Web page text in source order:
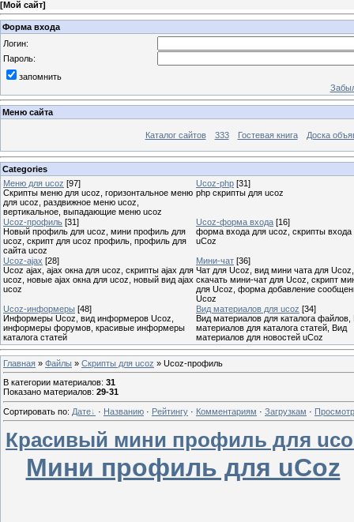
[Мой сайт]
Форма входа
Логин:
Пароль:
запомнить
Меню сайта
Каталог сайтов 333 Гостевая книга Доска
Categories
Меню для ucoz [97]
Скрипты меню для ucoz, горизонтальное меню
для ucoz, раздвижное меню ucoz,
вертикальное, выпадающие меню ucoz
Ucoz-php [31]
php скрипты для ucoz
Ucoz-профиль [31]
Новый профиль для ucoz, мини профиль для
ucoz, скрипт для ucoz профиль, профиль для
сайта ucoz
Ucoz-форма входа [16]
форма входа для ucoz, скрипты входа
uCoz
Ucoz-ajax [28]
Ucoz ajax, ajax окна для ucoz, скрипты ajax для
ucoz, новые ajax окна для ucoz, новый вид ajax
ucoz
Мини-чат [36]
Чат для Ucoz, вид мини чата для Ucoz,
скачать мини-чат для Ucoz, скрипт
для Ucoz, форма добавление
Ucoz
Ucoz-информеры [48]
Информеры Ucoz, вид информеров Ucoz,
информеры форумов, красивые информеры
каталога статей
Вид материалов для ucoz [34]
Вид материалов для каталога файлов,
материалов для каталога статей, Вид
материалов для новостей uCoz
Главная » Файлы » Скрипты для ucoz » Ucoz-профиль
В категории материалов: 31
Показано материалов: 29-31
Сортировать по: Дате · Названию · Рейтингу · Комментариям · Загрузкам ·
Красивый мини профиль для
Мини профиль для uCoz